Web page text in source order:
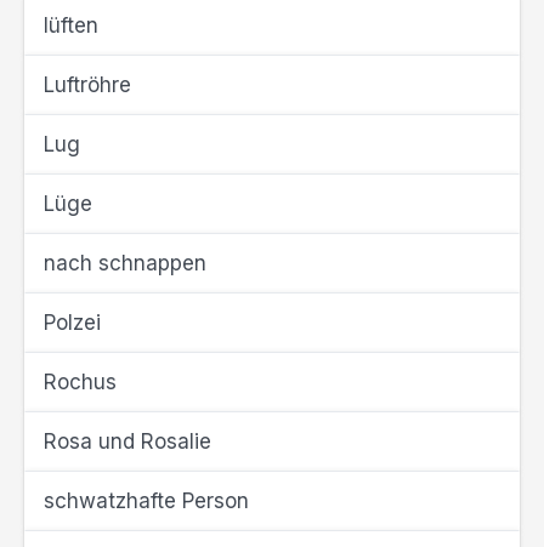
lüften
Luftröhre
Lug
Lüge
nach schnappen
Polzei
Rochus
Rosa und Rosalie
schwatzhafte Person